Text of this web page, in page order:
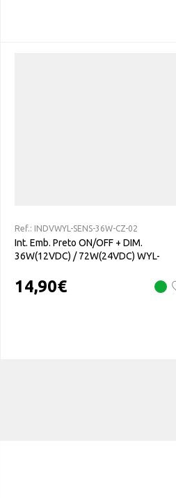
Ref.: INDVWYL-SENS-36W-CZ-02
Int. Emb. Preto ON/OFF + DIM.
36W(12VDC) / 72W(24VDC) WYL-
14,90€